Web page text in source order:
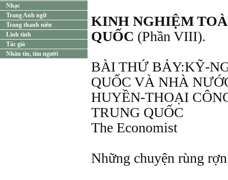
Nhạc
Trang Anh ngữ
Trang thanh niên
Linh tinh
Tác giả
Nhắn tin, tìm người
KINH NGHIỆM
QUỐC (Phần VIII).
BÀI THỨ BẢY:KỸ-
QUỐC VÀ NHÀ
HUYỀN-THOẠI
TRUNG QUỐC
The Economist
Những chuyện rùng